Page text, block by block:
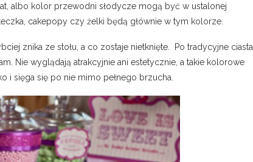
albo kolor przewodni słodycze mogą być w ustalonej
cakepopy czy żelki będą głównie w tym kolorze.
znika ze stołu, a co zostaje nietknięte. Po tradycyjne ciasta
Nie wyglądają atrakcyjnie ani estetycznie, a takie kolorowe
i sięga się po nie mimo pełnego brzucha.